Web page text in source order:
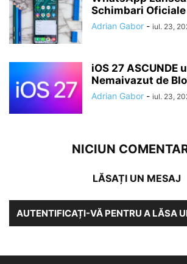
Schimbari Oficiale
Adrian Gabor - iul. 23,
iOS 27 ASCUNDE
Nemaivazut de
Adrian Gabor - iul. 23,
NICIUN
LĂSAȚI UN MESAJ
AUTENTIFICAȚI-VĂ PENTRU A LĂSA